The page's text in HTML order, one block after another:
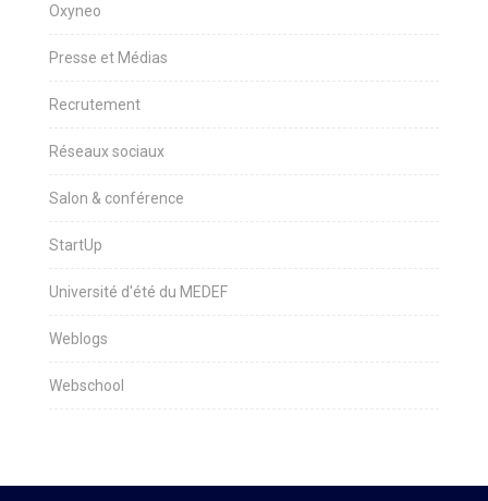
Oxyneo
Presse et Médias
Recrutement
Réseaux sociaux
Salon & conférence
StartUp
Université d'été du MEDEF
Weblogs
Webschool